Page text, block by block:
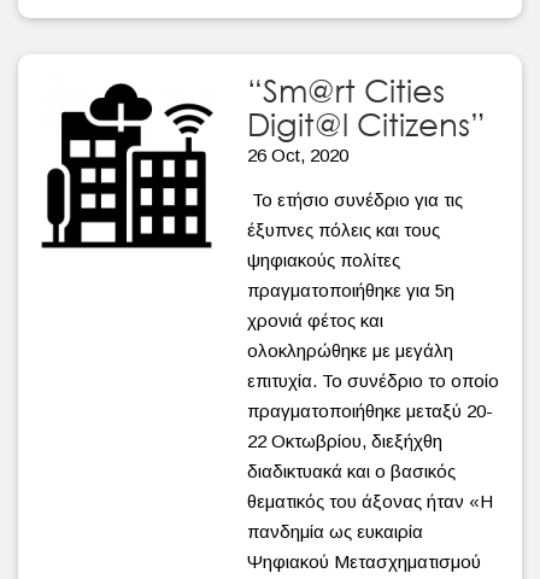
“Sm@rt Cities
Digit@l Citizens”
26 Oct, 2020
Το ετήσιο συνέδριο για τις
έξυπνες πόλεις και τους
ψηφιακούς πολίτες
πραγματοποιήθηκε για 5η
χρονιά φέτος και
ολοκληρώθηκε με μεγάλη
επιτυχία. Το συνέδριο το οποίο
πραγματοποιήθηκε μεταξύ 20-
22 Οκτωβρίου, διεξήχθη
διαδικτυακά και ο βασικός
θεματικός του άξονας ήταν «Η
πανδημία ως ευκαιρία
Ψηφιακού Μετασχηματισμού